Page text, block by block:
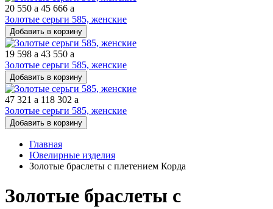
20 550 a 45 666 a
Золотые серьги 585, женские
Добавить в корзину
19 598 a 43 550 a
Золотые серьги 585, женские
Добавить в корзину
47 321 a 118 302 a
Золотые серьги 585, женские
Добавить в корзину
Главная
Ювелирные изделия
Золотые браслеты с плетением Корда
Золотые браслеты с